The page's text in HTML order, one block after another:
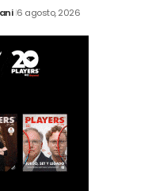
6 agosto, 2026